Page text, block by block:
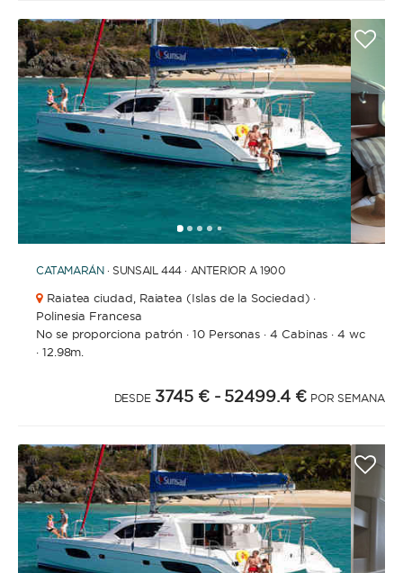
12345 6789101112131415161718
CATAMARÁN · SUNSAIL 444 · ANTERIOR A 1900
Raiatea ciudad, Raiatea (Islas de la Sociedad) ·
Polinesia Francesa
No se proporciona patrón ·10 Personas ·4 Cabinas ·4 wc
· 12.98m.
DESDE 3745 € - 52499.4 € POR SEMANA